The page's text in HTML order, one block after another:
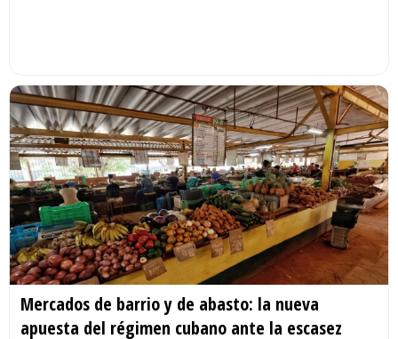
Mercados de barrio y de abasto: la nueva
apuesta del régimen cubano ante la escasez